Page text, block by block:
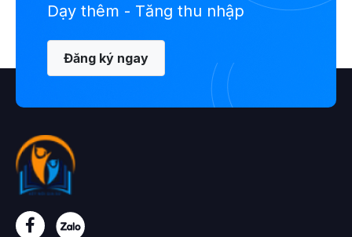
Dạy thêm - Tăng thu nhập
Đăng ký ngay